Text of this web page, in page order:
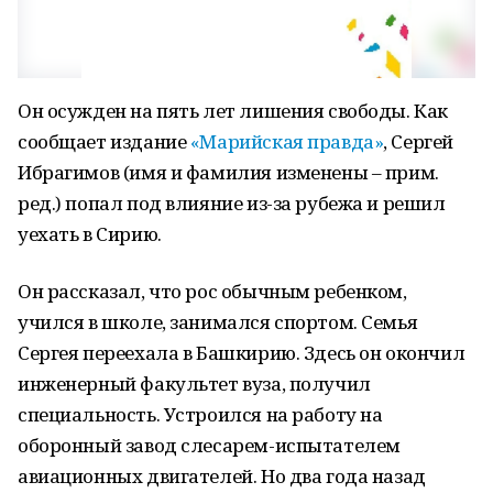
Он осужден на пять лет лишения свободы. Как
сообщает издание«Марийская правда», Сергей
Ибрагимов (имя и фамилия изменены – прим.
ред.) попал под влияние из-за рубежа и решил
уехать в Сирию.
Он рассказал, что рос обычным ребенком,
учился в школе, занимался спортом. Семья
Сергея переехала в Башкирию. Здесь он окончил
инженерный факультет вуза, получил
специальность. Устроился на работу на
оборонный завод слесарем-испытателем
авиационных двигателей. Но два года назад